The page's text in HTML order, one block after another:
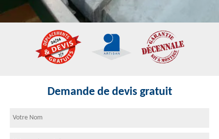
Demande de devis gratuit